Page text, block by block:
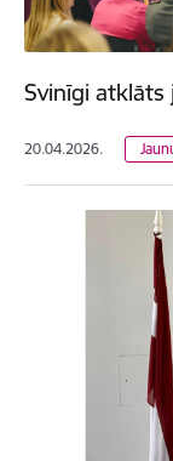
Svinīgi atklāts
20.04.2026.